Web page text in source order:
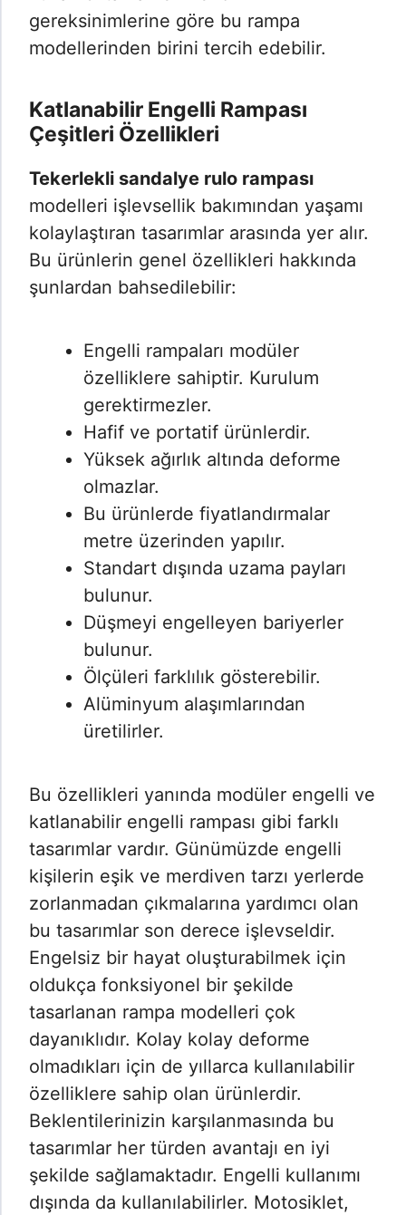
gereksinimlerine göre bu rampa
modellerinden birini tercih edebilir.
Katlanabilir Engelli Rampası
Çeşitleri Özellikleri
Tekerlekli sandalye rulo rampası
modelleri işlevsellik bakımından yaşamı
kolaylaştıran tasarımlar arasında yer alır.
Bu ürünlerin genel özellikleri hakkında
şunlardan bahsedilebilir:
Engelli rampaları modüler
özelliklere sahiptir. Kurulum
gerektirmezler.
Hafif ve portatif ürünlerdir.
Yüksek ağırlık altında deforme
olmazlar.
Bu ürünlerde fiyatlandırmalar
metre üzerinden yapılır.
Standart dışında uzama payları
bulunur.
Düşmeyi engelleyen bariyerler
bulunur.
Ölçüleri farklılık gösterebilir.
Alüminyum alaşımlarından
üretilirler.
Bu özellikleri yanında modüler engelli ve
katlanabilir engelli rampası gibi farklı
tasarımlar vardır. Günümüzde engelli
kişilerin eşik ve merdiven tarzı yerlerde
zorlanmadan çıkmalarına yardımcı olan
bu tasarımlar son derece işlevseldir.
Engelsiz bir hayat oluşturabilmek için
oldukça fonksiyonel bir şekilde
tasarlanan rampa modelleri çok
dayanıklıdır. Kolay kolay deforme
olmadıkları için de yıllarca kullanılabilir
özelliklere sahip olan ürünlerdir.
Beklentilerinizin karşılanmasında bu
tasarımlar her türden avantajı en iyi
şekilde sağlamaktadır. Engelli kullanımı
dışında da kullanılabilirler. Motosiklet,